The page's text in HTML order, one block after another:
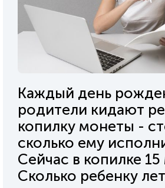
Каждый день
родители кидают
копилку монеты -
сколько ему
Сейчас в копилке
Сколько ребенку